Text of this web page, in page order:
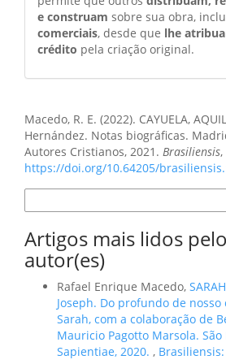
e construam sobre sua obra,
comerciais, desde que lhe
crédito pela criação original.
Macedo, R. E. (2022). CAYUELA,
Hernández. Notas biográficas.
Autores Cristianos, 2021. Brasiliensis,
https://doi.org/10.64205/
Artigos mais lidos
autor(es)
Rafael Enrique Macedo,
Joseph. Do profundo de nosso
Sarah, com a colaboração de
Mauricio Pagotto Marsola. São
Sapientiae, 2020. ,